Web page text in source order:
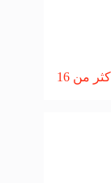
LVMH تشتري »تيفاني« الاميركية للمجوهرات بأكثر من 16